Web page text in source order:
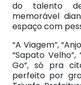
do talento
memorável
espaço com
“A Viagem”,
“Sapato
Go”, só pra
perfeito por